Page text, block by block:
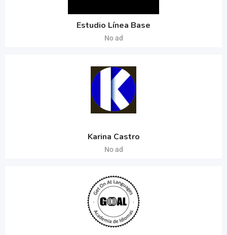
Estudio Línea Base
No ad
Karina Castro
No ad